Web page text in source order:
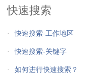
快速搜索
· 快速搜索-工作地区
· 快速搜索-关键字
· 如何进行快速搜索？